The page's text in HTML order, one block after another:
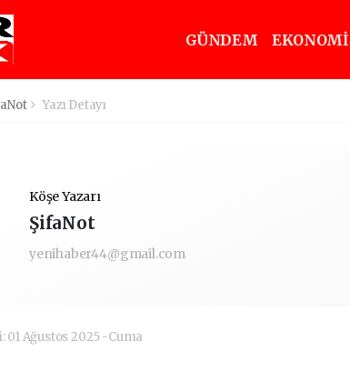
GÜNDEM EKONOMİ
Yazı Detayı
Köşe Yazarı
ŞifaNot
yenihaber44@gmail.com
01 Ağustos 2025 -Cuma